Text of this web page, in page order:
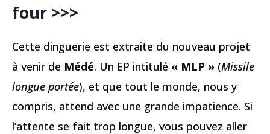
four >>>
Cette dinguerie est extraite du nouveau projet
à venir de Médé. Un EP intitulé « MLP » (Missile
longue portée), et que tout le monde, nous y
compris, attend avec une grande impatience. Si
l’attente se fait trop longue, vous pouvez aller